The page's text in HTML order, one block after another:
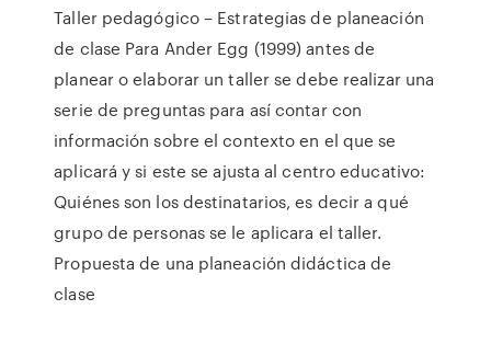
Taller pedagógico – Estrategias de planeación
de clase Para Ander Egg (1999) antes de
planear o elaborar un taller se debe realizar una
serie de preguntas para así contar con
información sobre el contexto en el que se
aplicará y si este se ajusta al centro educativo:
Quiénes son los destinatarios, es decir a qué
grupo de personas se le aplicara el taller.
Propuesta de una planeación didáctica de
clase